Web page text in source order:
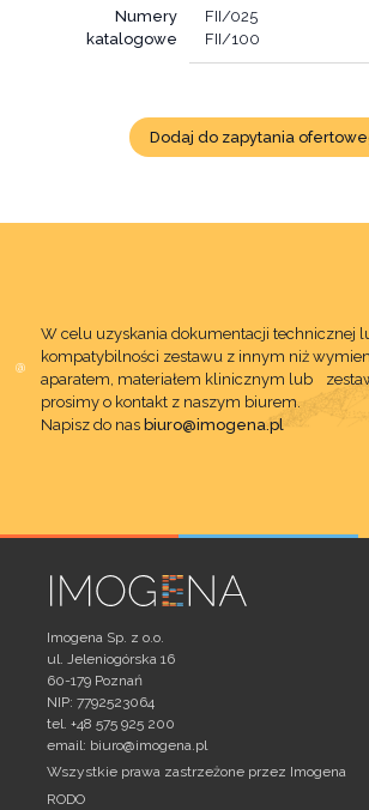
Numery
katalogowe
FII/025
FII/100
Dodaj do zapytania
W celu uzyskania dokumentacji technicznej
kompatybilności zestawu z innym niż
aparatem, materiałem klinicznym lub
prosimy o kontakt z naszym biurem.
Napisz do nas biuro@imogena.pl
Imogena Sp. z o.o.
ul. Jeleniogórska 16
60-179 Poznań
NIP: 7792523064
tel. +48 575 925 200
email: biuro@imogena.pl
Wszystkie prawa zastrzeżone przez Imogena
RODO